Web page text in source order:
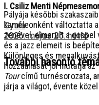
Pályája későbbi
kaméleonként változtatta
zenével, elmerült a gospel
és a jazz elemeit is
Különleges és
hozzáállását jól mutatja
Tourcímű turnésorozata,
járja a világot, évente
I. Csiliz Menti
Gyula
2026. május 25. hétfő
További hasonló